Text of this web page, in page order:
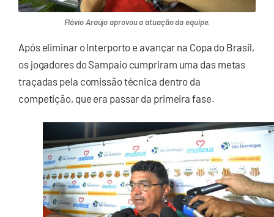
Flávio Araújo aprovou a atuação da equipe.
Após eliminar o Interporto e avançar na Copa do Brasil,
os jogadores do Sampaio cumpriram uma das metas
traçadas pela comissão técnica dentro da
competição, que era passar da primeira fase.